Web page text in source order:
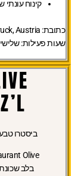
קינוח עונתי
כתובת:
שעות פעילות:שלישי–שבת:
ביסטרו